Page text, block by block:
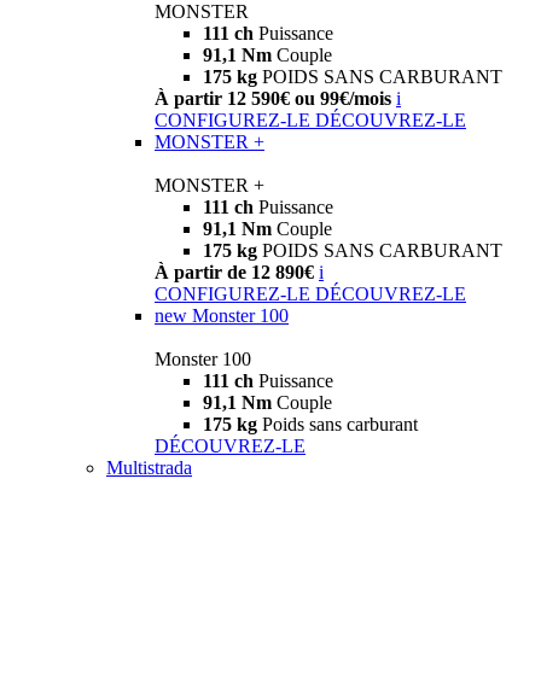
MONSTER
111 ch Puissance
91,1 Nm Couple
175 kg POIDS SANS CARBURANT
À partir 12 590€ ou 99€/mois i
CONFIGUREZ-LE DÉCOUVREZ-LE
MONSTER +
MONSTER +
111 ch Puissance
91,1 Nm Couple
175 kg POIDS SANS CARBURANT
À partir de 12 890€ i
CONFIGUREZ-LE DÉCOUVREZ-LE
new Monster 100
Monster 100
111 ch Puissance
91,1 Nm Couple
175 kg Poids sans carburant
DÉCOUVREZ-LE
Multistrada